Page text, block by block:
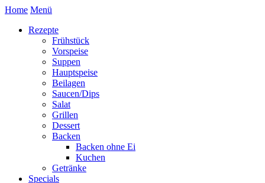
Home Menü
Rezepte
Frühstück
Vorspeise
Suppen
Hauptspeise
Beilagen
Saucen/Dips
Salat
Grillen
Dessert
Backen
Backen ohne Ei
Kuchen
Getränke
Specials